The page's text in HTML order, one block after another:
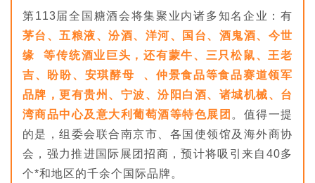
第113届全国糖酒会将集聚业内诸多知名企业：有
茅台、五粮液、汾酒、洋河、国台、酒鬼酒、 今世
缘
等传统酒业巨头，还有蒙牛、三只松鼠、王老
吉、盼盼、 安琪酵母
、仲景食品等食品赛道领军
品牌，更有贵州、宁波、汾阳白酒、诸城机械、台
湾商品中心及意大利葡萄酒等特色展团 。值得一提
的是，组委会联合南京市、各国使领馆及海外商协
会，强力推进国际展团招商，预计将吸引来自40多
个*和地区的千余个国际品牌。